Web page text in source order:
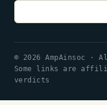
Email
© 2026 AmpAinsoc ·
Some links are
verdicts